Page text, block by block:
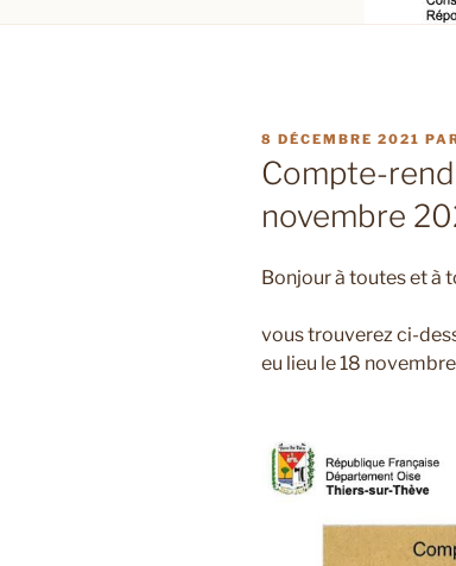
PUBLIÉ
LE
8 DÉCEMBRE 2021
Compte-
novembre
Bonjour à toutes et à
vous trouverez ci-
eu lieu le 18